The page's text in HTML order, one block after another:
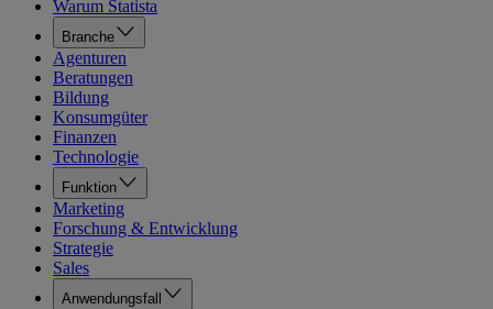
Warum Statista
Branche
Agenturen
Beratungen
Bildung
Konsumgüter
Finanzen
Technologie
Funktion
Marketing
Forschung & Entwicklung
Strategie
Sales
Anwendungsfall